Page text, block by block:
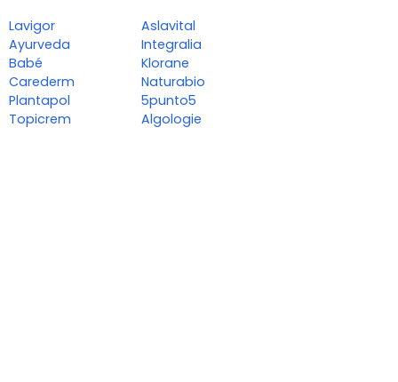
Lavigor
Ayurveda
Babé
Carederm
Plantapol
Topicrem
Aslavital
Integralia
Klorane
Naturabio
5punto5
Algologie